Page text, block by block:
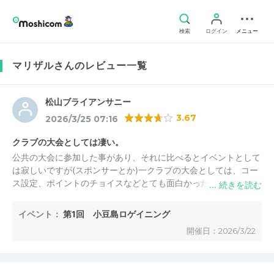
検索 ログイン メニュー
マリザルさんのレビュー一覧
松山ブライアンサニー
2026/3/25 07:16 3.67
クラブの大会としては凄い。
公共の大会に参加した事があり、それに比べるとイベントとして
は寂しいですが(スポンサーとか)一クラブの大会としては、コー
ス設定、ポイントのチョイスなどとても面白かったです。途中、
てスタートしたのが悔やまれます。オリエンテーリングクラブの
大会でスタートから皆さんが走り始めたのは驚きました。
(私は、最初から歩きで回ろうと思ってたので。)
イベント： 第1回 小豆島ロゲイニング
開催日：2026/3/22